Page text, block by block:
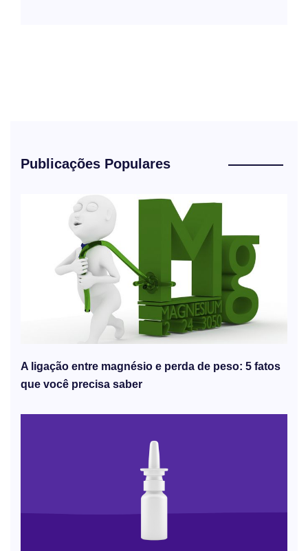
Publicações Populares
A ligação entre magnésio e perda de peso: 5 fatos
que você precisa saber